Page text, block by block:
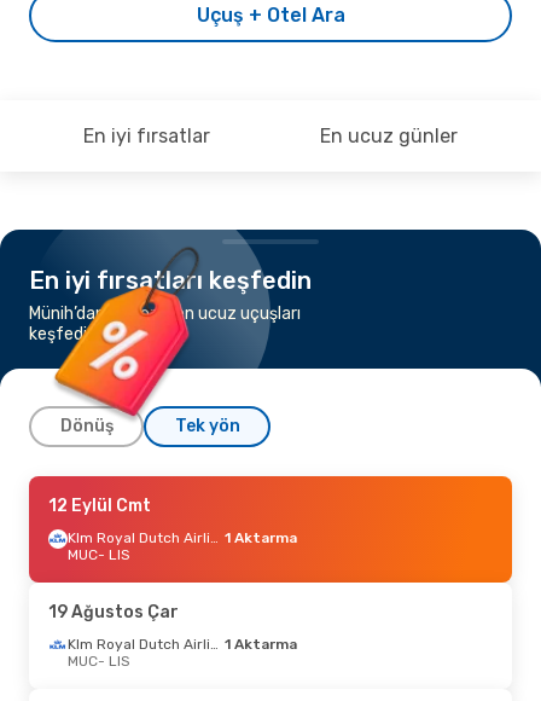
Uçuş + Otel Ara
En iyi fırsatlar En ucuz günler
En iyi fırsatları keşfedin
Münih’dan Lizbon’a en ucuz uçuşları
keşfedin
Dönüş Tek yön
8 Eylül Sal- 15 Eylül Sal
Klm Royal Dutch Airlines 1 Aktarma
MUC- LIS
LIS- MUC
1 Eylül Sal- 3 Eylül Per
12 Eylül Cmt
Klm Royal Dutch Airlines 1 Aktarma
MUC- LIS
19 Ağustos Çar
Klm Royal Dutch Airlines 1 Aktarma
MUC- LIS